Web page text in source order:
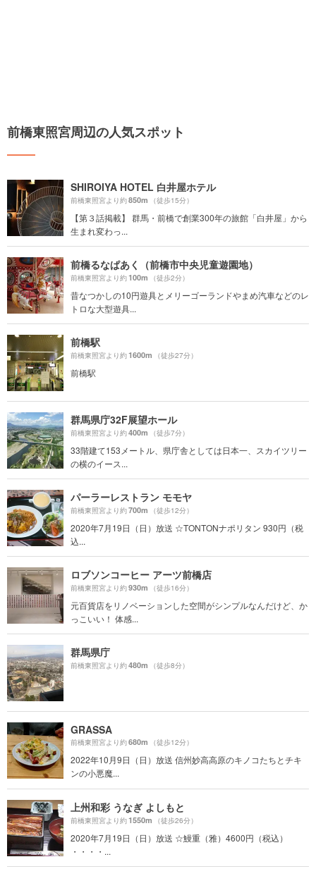
前橋東照宮周辺の人気スポット
SHIROIYA HOTEL 白井屋ホテル
前橋東照宮より約850m （徒歩15分）
【第３話掲載】 群馬・前橋で創業300年の旅館「白井屋」から
生まれ変わっ...
前橋るなぱあく（前橋市中央児童遊園地）
前橋東照宮より約100m （徒歩2分）
昔なつかしの10円遊具とメリーゴーランドやまめ汽車などのレ
トロな大型遊具...
前橋駅
前橋東照宮より約1600m （徒歩27分）
前橋駅
群馬県庁32F展望ホール
前橋東照宮より約400m （徒歩7分）
33階建て153メートル、県庁舎としては日本一、スカイツリー
の横のイース...
パーラーレストラン モモヤ
前橋東照宮より約700m （徒歩12分）
2020年7月19日（日）放送 ☆TONTONナポリタン 930円（税
込...
ロブソンコーヒー アーツ前橋店
前橋東照宮より約930m （徒歩16分）
元百貨店をリノベーションした空間がシンプルなんだけど、か
っこいい！ 体感...
群馬県庁
前橋東照宮より約480m （徒歩8分）
GRASSA
前橋東照宮より約680m （徒歩12分）
2022年10月9日（日）放送 信州妙高高原のキノコたちとチキ
ンの小悪魔...
上州和彩 うなぎ よしもと
前橋東照宮より約1550m （徒歩26分）
2020年7月19日（日）放送 ☆鰻重（雅）4600円（税込）
・・・・...